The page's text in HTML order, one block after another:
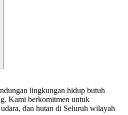
lingkungan hidup butuh
Kami berkomitmen untuk
dan hutan di Seluruh wilayah